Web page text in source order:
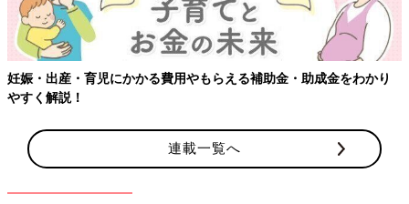
妊娠・出産・育児にかかる費用やもらえる補助金・助成金をわかり
やすく解説！
連載一覧へ